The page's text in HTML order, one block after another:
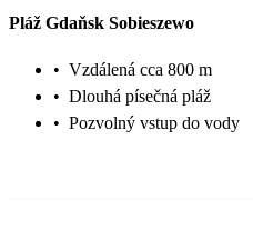
Pláž Gdaňsk Sobieszewo
• Vzdálená cca 800 m
• Dlouhá písečná pláž
• Pozvolný vstup do vody